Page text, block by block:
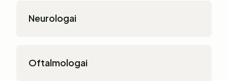
Neurologai
Oftalmologai